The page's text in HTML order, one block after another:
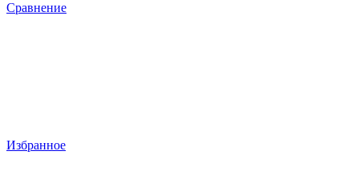
Сравнение
Избранное